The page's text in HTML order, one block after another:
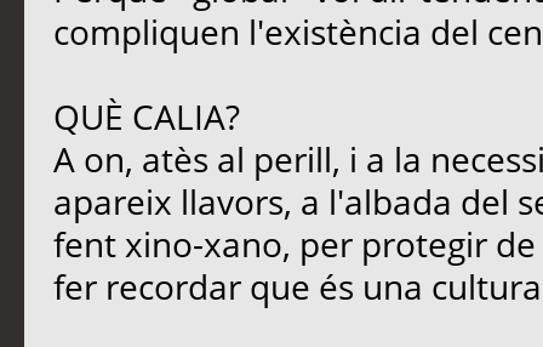
compliquen l'existència del
QUÈ CALIA?
A on, atès al perill, i a la
apareix llavors, a l'albada del
fent xino-xano, per protegir
fer recordar que és una